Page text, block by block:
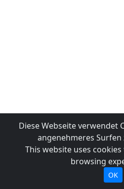
Diese Webseite verwendet
angenehmeres
This website uses
browsing
OK